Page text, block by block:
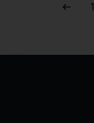
1